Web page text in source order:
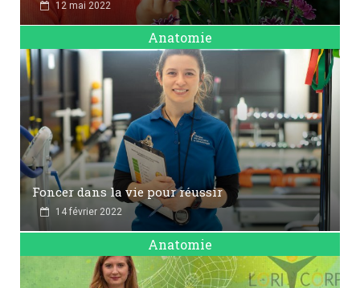
12 mai 2022
Anatomie
Foncer dans la vie pour réussir
14 février 2022
Anatomie